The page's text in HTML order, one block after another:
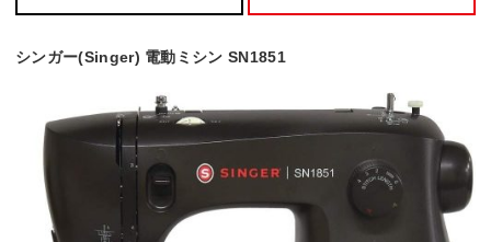
シンガー(Singer) 電動ミシン SN1851